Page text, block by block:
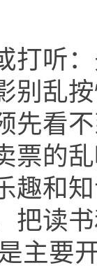
打听
别乱
先看
票的
趣和
把读
主要